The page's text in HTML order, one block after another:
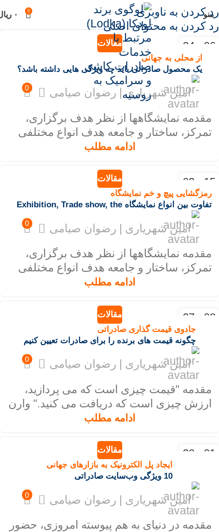
رد کردن به ناوبری
رد کردن به محتوای اصلی
منو 0 ۰
06 - 24
اسفند - فور
مقالات
از محلی به جهانی
یک محصول صادراتی باید چه ویژگی هایی داشته باشد؟
امین شهریاری | رضوان صیامی 0
مقدمه نمایشگاهها از نظر هدف برگزاری،
تمرکز، ساختار و جامعه هدف انواع مختلفی
دارند اما در زبان فارسی اغلب فقط ...
ادامه مطلب
15 - 03
بهمن - فور
مقالات
رمزگشایی پیچ و خم نمایشگاه
تفاوت بین انواع نمایشگاه Exhibition, Trade show, the
exposition, Fair, Summits, Pavilion
امین شهریاری | رضوان صیامی 0
مقدمه نمایشگاهها از نظر هدف برگزاری،
تمرکز، ساختار و جامعه هدف انواع مختلفی
دارند اما در زبان فارسی اغلب...
ادامه مطلب
08 - 27
بهمن - ژان
مقالات
جادوی قیمت گذاری صادراتی
چگونه قیمت های برنده را برای صادرات تعیین کنیم
امین شهریاری | رضوان صیامی 0
مقدمه "قیمت چیزی است که می پردازید،
ارزش چیزی است که دریافت می کنید." وارن
ادامه مطلب
01 - 20 مقالات
ایجاد پل الکترونیک به بازارهای جهانی
10 ویژگی‌ وب‌سایت صادراتی
امین شهریاری | رضوان صیامی 0
مقدمه در دنیای به هم پیوسته امروزی، حضور